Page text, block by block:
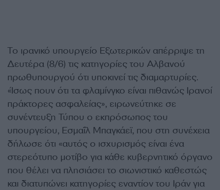
Το ιρανικό υπουργείο Εξωτερικών απέρριψε τη
Δευτέρα (8/6) τις κατηγορίες του Αλβανού
πρωθυπουργού ότι υποκινεί τις διαμαρτυρίες.
«Ίσως πουν ότι τα φλαμίνγκο είναι πιθανώς Ιρανοί
πράκτορες ασφαλείας», ειρωνεύτηκε σε
συνέντευξη Τύπου ο εκπρόσωπος του
υπουργείου, Εσμαΐλ Μπαγκάεϊ, που στη συνέχεια
δήλωσε ότι «αυτός ο ισχυρισμός είναι ένα
στερεότυπο μοτίβο για κάθε κυβερνητικό όργανο
που θέλει να πλησιάσει το σιωνιστικό καθεστώς
και διατυπώνει κατηγορίες εναντίον του Ιράν για